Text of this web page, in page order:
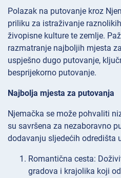
Polazak na putovanje kroz
priliku za istraživanje
živopisne kulture te zemlje.
razmatranje najboljih mjesta
uspješno dugo putovanje,
besprijekorno putovanje.
Najbolja mjesta za putovanja
Njemačka se može pohvaliti
su savršena za nezaboravno
dodavanju sljedećih odredišta
Romantična cesta:
gradova i krajolika koji